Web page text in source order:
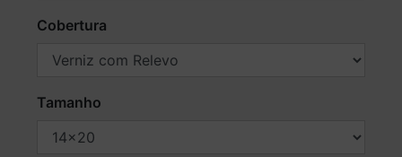
Cobertura
Tamanho